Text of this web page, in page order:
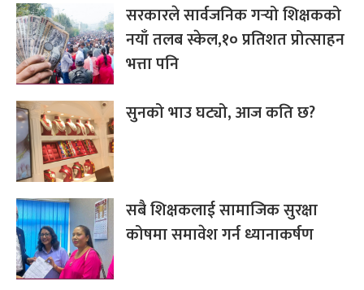
सरकारले सार्वजनिक गर्‍यो शिक्षकको
नयाँ तलब स्केल,१० प्रतिशत प्रोत्साहन
भत्ता पनि
सुनको भाउ घट्यो, आज कति छ?
सबै शिक्षकलाई सामाजिक सुरक्षा
कोषमा समावेश गर्न ध्यानाकर्षण